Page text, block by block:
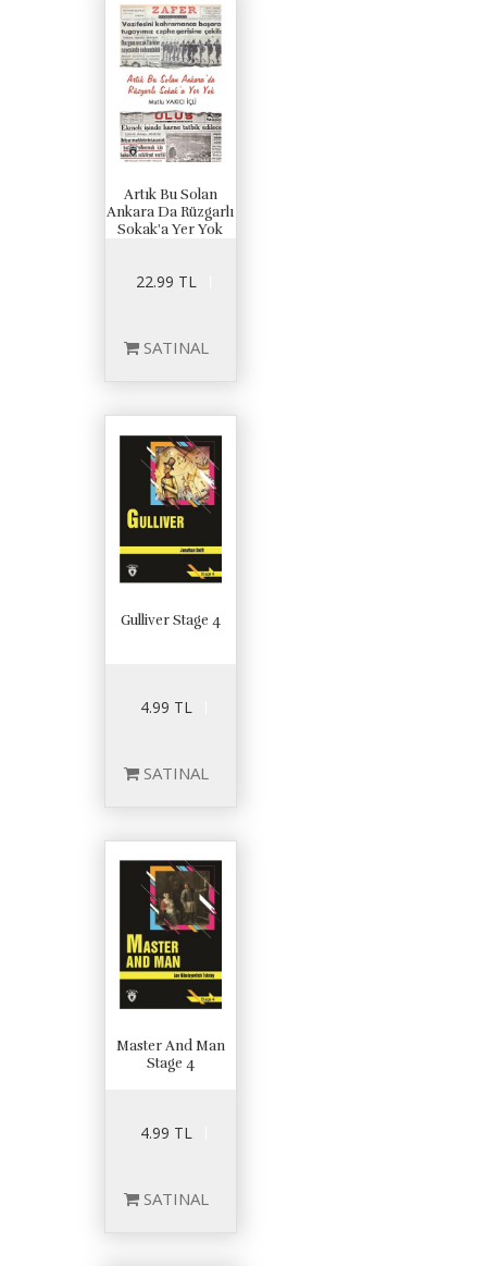
Artık Bu Solan
Ankara Da Rüzgarlı
Sokak'a Yer Yok
22.99 TL
SATINAL
Gulliver Stage 4
4.99 TL
SATINAL
Master And Man
Stage 4
4.99 TL
SATINAL